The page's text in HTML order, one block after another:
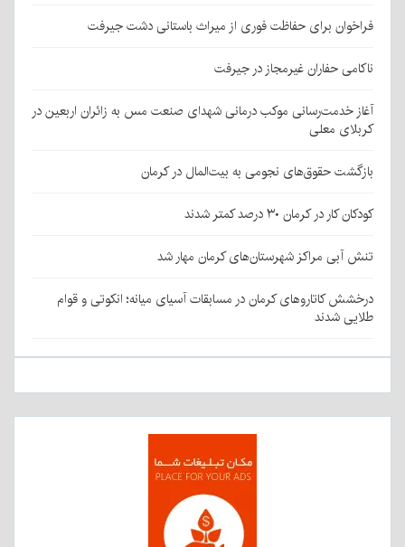
فراخوان برای حفاظت فوری از میراث باستانی دشت جیرفت
ناکامی حفاران غیرمجاز در جیرفت
آغاز خدمت‌رسانی موکب درمانی شهدای صنعت مس به زائران اربعین در
کربلای معلی
بازگشت حقوق‌های نجومی به بیت‌المال در کرمان
کودکان کار در کرمان ۳۰ درصد کمتر شدند
تنش آبی مراکز شهرستان‌های کرمان مهار شد
درخشش کاتاروهای کرمان در مسابقات آسیای میانه؛ انکوتی و قوام
طلایی شدند